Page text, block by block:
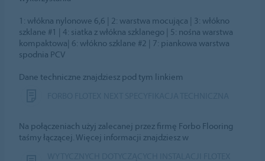
1: włókna nylonowe 6,6 | 2: warstwa mocująca | 3: włókno
szklane #1 | 4: siatka z włókna szklanego | 5: nośna warstwa
kompaktowa| 6: włókno szklane #2 | 7: piankowa warstwa
spodnia PCV
Dane techniczne znajdziesz pod tym linkiem
Na połączeniach użyj zalecanej przez firmę Forbo Flooring
taśmy łączącej. Więcej informacji znajdziesz w